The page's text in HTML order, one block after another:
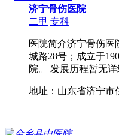
济宁骨伤医院
二甲 专科
医院简介济宁骨伤
城路28号；成立于
院。 发展历程暂无
地址：山东省济宁市